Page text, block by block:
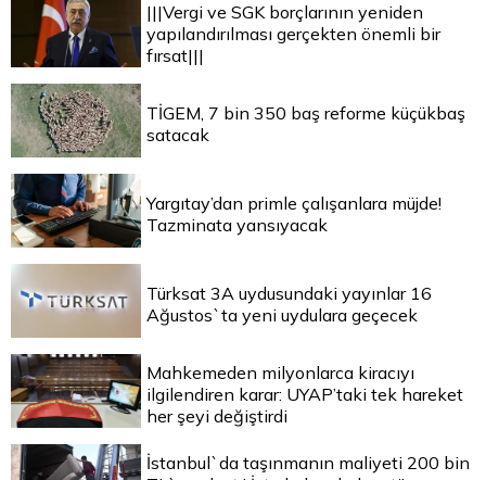
|||Vergi ve SGK borçlarının yeniden
yapılandırılması gerçekten önemli bir
fırsat|||
TİGEM, 7 bin 350 baş reforme küçükbaş
satacak
Yargıtay’dan primle çalışanlara müjde!
Tazminata yansıyacak
Türksat 3A uydusundaki yayınlar 16
Ağustos`ta yeni uydulara geçecek
Mahkemeden milyonlarca kiracıyı
ilgilendiren karar: UYAP’taki tek hareket
her şeyi değiştirdi
İstanbul`da taşınmanın maliyeti 200 bin